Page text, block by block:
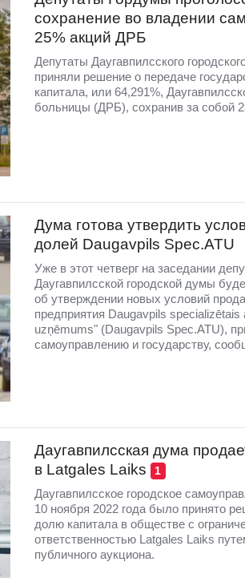
сохранение во владении
25% акций ДРБ
Депутаты Даугавпилсского
приняли решение о передаче
капитала, или 64,291%,
больницы (ДРБ), сохранив за собой
Дума готова утвердить
долей Daugavpils Spec.ATU
Уже в этот четверг на заседании
Даугавпилсской городской думы
об утверждении новых условий
предприятия Daugavpils specializētais
uzņēmums" (Daugavpils Spec.ATU),
самоуправлению и государству,
Даугавпилсская дума
в Latgales Laiks
1
Даугавпилсское городское
10 ноября 2022 года было принято
долю капитала в обществе с
ответственностью Latgales Laiks
публичного аукциона.